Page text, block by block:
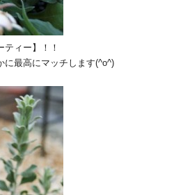
ィー】！！
最高にマッチします(^o^)ゞ